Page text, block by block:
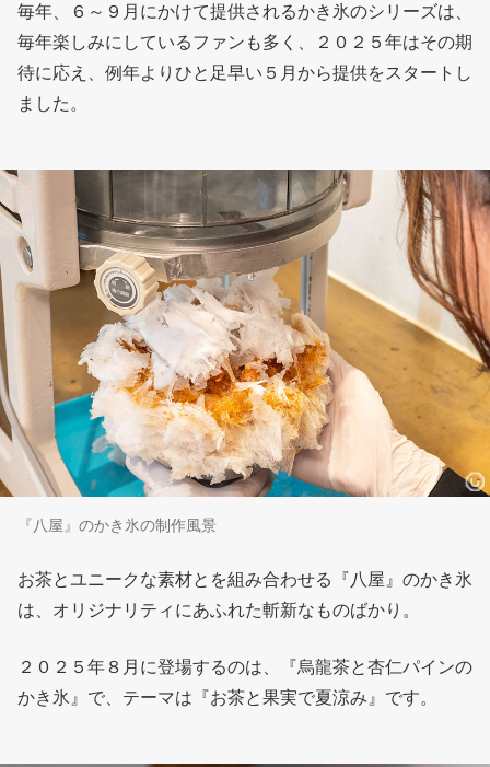
毎年、６～９月にかけて提供されるかき氷のシリーズは、
毎年楽しみにしているファンも多く、２０２５年はその期
待に応え、例年よりひと足早い５月から提供をスタートし
ました。
『八屋』のかき氷の制作風景
お茶とユニークな素材とを組み合わせる『八屋』のかき氷
は、オリジナリティにあふれた斬新なものばかり。
２０２５年８月に登場するのは、『烏龍茶と杏仁パインの
かき氷』で、テーマは『お茶と果実で夏涼み』です。